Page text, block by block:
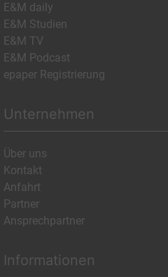
E&M daily
E&M Studien
E&M TV
E&M Podcast
epaper Registrierung
Unternehmen
Über uns
Kontakt
Anfahrt
Partner
Ansprechpartner
Informationen